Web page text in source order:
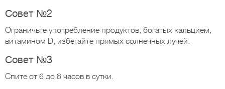
Совет №2
Ограничьте употребление продуктов, богатых кальцием,
витамином D, избегайте прямых солнечных лучей.
Совет №3
Спите от 6 до 8 часов в сутки.